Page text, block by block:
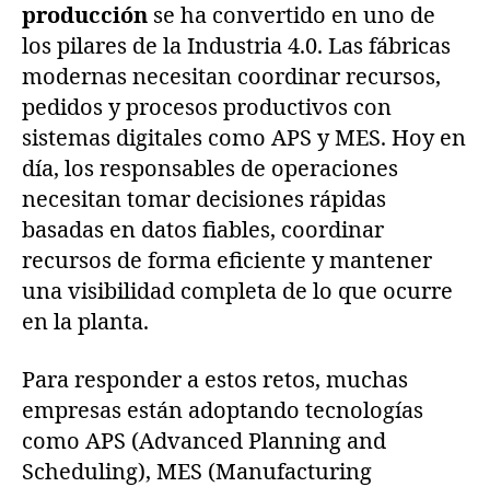
producción se ha convertido en uno de
los pilares de la Industria 4.0. Las fábricas
modernas necesitan coordinar recursos,
pedidos y procesos productivos con
sistemas digitales como APS y MES. Hoy en
día, los responsables de operaciones
necesitan tomar decisiones rápidas
basadas en datos fiables, coordinar
recursos de forma eficiente y mantener
una visibilidad completa de lo que ocurre
en la planta.
Para responder a estos retos, muchas
empresas están adoptando tecnologías
como APS (Advanced Planning and
Scheduling), MES (Manufacturing